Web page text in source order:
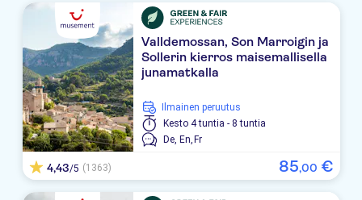
Blue Sea Gran Playa
Rigo
Holiday Village Majorca
Hipotels Hipocampo Playa
Splashworld Bouganvilla
TUI BLUE Grupotel Mallorca Mar
Valldemossan, Son Marroigin ja
Sollerin kierros maisemallisella
junamatkalla
Ilmainen peruutus
Kesto 4 tuntia - 8 tuntia
De, En,Fr
4,43/5 (1363) 85,00 €